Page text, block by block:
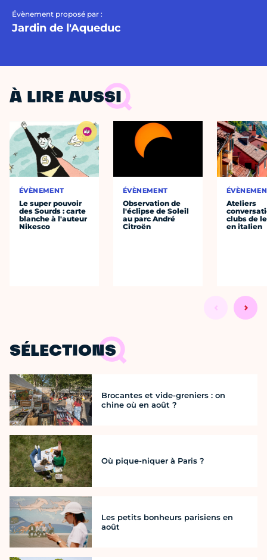
Évènement proposé par :
Jardin de l'Aqueduc
À LIRE AUSSI
ÉVÈNEMENT
Le super pouvoir
des Sourds : carte
blanche à l'auteur
Nikesco
ÉVÈNEMENT
Observation de
l'éclipse de Soleil
au parc André
Citroën
Ateliers
clubs de
en italien
SÉLECTIONS
Brocantes et vide-greniers : on
chine où en août ?
Où pique-niquer à Paris ?
Les petits bonheurs parisiens en
août